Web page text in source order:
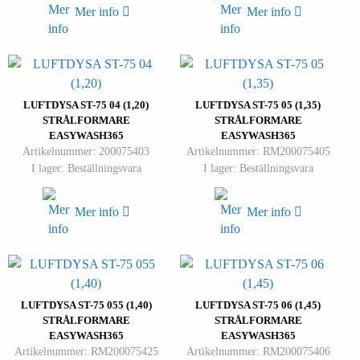
Mer info Mer info
LUFTDYSA ST-75 04 (1,20)
STRÅLFORMARE
EASYWASH365
Artikelnummer: 200075403
I lager: Beställningsvara
Mer info
LUFTDYSA ST-75 05 (1,35)
STRÅLFORMARE
EASYWASH365
Artikelnummer: RM200075405
I lager: Beställningsvara
Mer info
LUFTDYSA ST-75 055 (1,40)
STRÅLFORMARE
EASYWASH365
Artikelnummer: RM200075425
LUFTDYSA ST-75 06 (1,45)
STRÅLFORMARE
EASYWASH365
Artikelnummer: RM200075406